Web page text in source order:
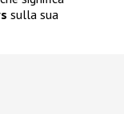
sulla sua